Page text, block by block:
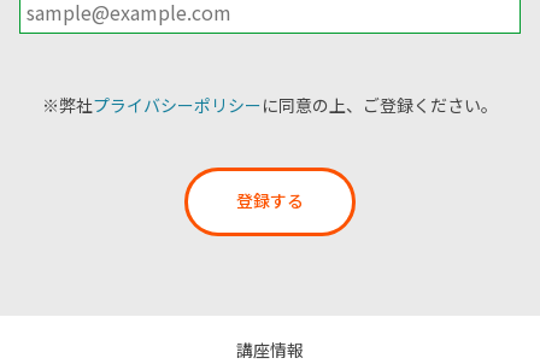
※弊社プライバシーポリシーに同意の上、ご登録ください。
登録する
講座情報